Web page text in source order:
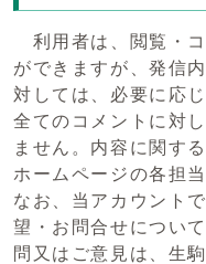
利用者は、閲覧・
ができますが、発信
対しては、必要に応
全てのコメントに対
ません。内容に関す
ホームページの各担
なお、当アカウント
望・お問合せについ
問又はご意見は、生